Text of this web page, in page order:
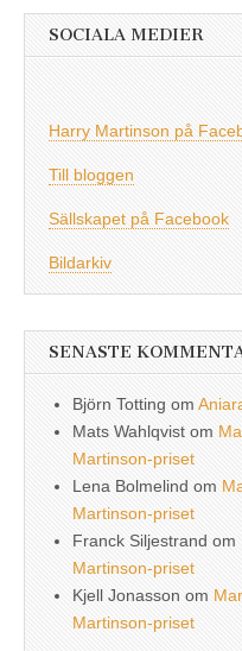
SOCIALA MEDIER
Harry Martinson på
Till bloggen
Sällskapet på Facebook
Bildarkiv
SENASTE
Björn Totting om
Mats Wahlqvist om
Martinson-priset
Lena Bolmelind om
Martinson-priset
Franck Siljestrand om
Martinson-priset
Kjell Jonasson om
Martinson-priset